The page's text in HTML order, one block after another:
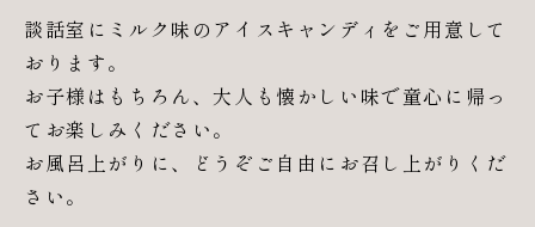
談話室にミルク味のアイスキャンディをご用意して
おります。
お子様はもちろん、大人も懐かしい味で童心に帰っ
てお楽しみください。
お風呂上がりに、どうぞご自由にお召し上がりくだ
さい。